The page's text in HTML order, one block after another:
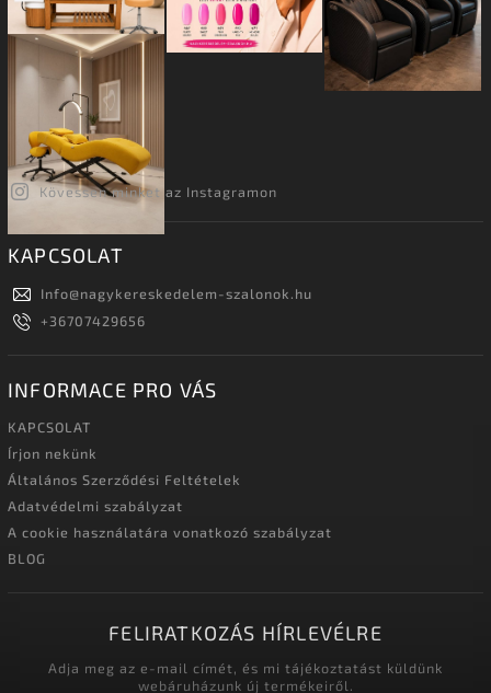
Kövessen minket az Instagramon
KAPCSOLAT
Info@nagykereskedelem-szalonok.hu
+36707429656
INFORMACE PRO VÁS
KAPCSOLAT
Írjon nekünk
Általános Szerződési Feltételek
Adatvédelmi szabályzat
A cookie használatára vonatkozó szabályzat
BLOG
FELIRATKOZÁS HÍRLEVÉLRE
Adja meg az e-mail címét, és mi tájékoztatást küldünk
webáruházunk új termékeiről.